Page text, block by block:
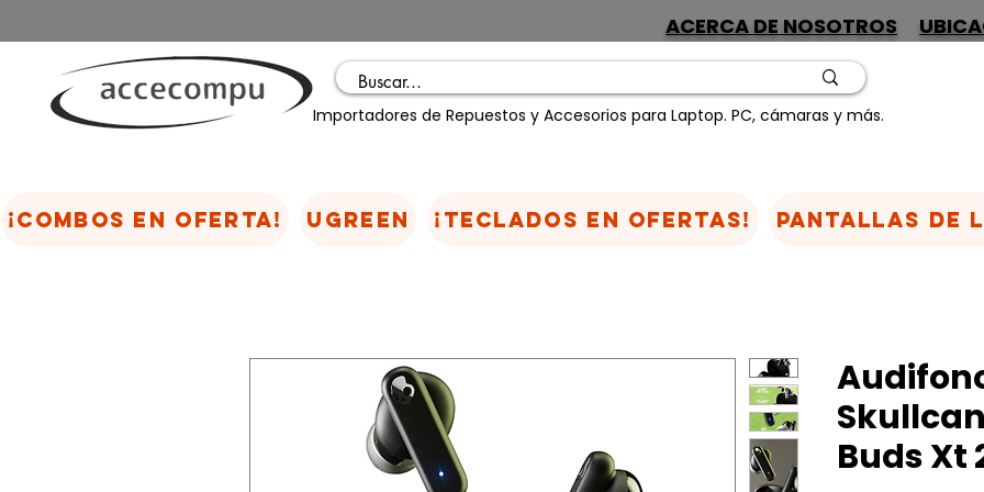
ACERCA DE NOSOTROS
Importadores de Repuestos y Accesorios para Laptop. PC, cámaras y más.
Buds Xt
¡COMBOS EN OFERTA! UGREEN ¡TECLADOS EN OFERTAS! Pantallas de